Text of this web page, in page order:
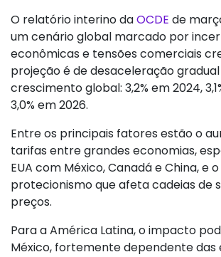
O relatório interino daOCDE de
um cenário global marcado por
econômicas e tensões comerciais
projeção é de desaceleração
crescimento global: 3,2% em 2024,
3,0% em 2026.
Entre os principais fatores estão o
tarifas entre grandes economias,
EUA com México, Canadá e China, e
protecionismo que afeta cadeias de
preços.
Para a América Latina, o impacto
México, fortemente dependente das